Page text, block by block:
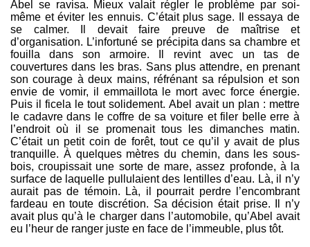
Abel se ravisa. Mieux valait régler le problème par soi-
même et éviter les ennuis. C’était plus sage. Il essaya de
se calmer. Il devait faire preuve de maîtrise et
d’organisation. L’infortuné se précipita dans sa chambre et
fouilla dans son armoire. Il revint avec un tas de
couvertures dans les bras. Sans plus attendre, en prenant
son courage à deux mains, réfrénant sa répulsion et son
envie de vomir, il emmaillota le mort avec force énergie.
Puis il ficela le tout solidement. Abel avait un plan : mettre
le cadavre dans le coffre de sa voiture et filer belle erre à
l’endroit où il se promenait tous les dimanches matin.
C’était un petit coin de forêt, tout ce qu’il y avait de plus
tranquille. À quelques mètres du chemin, dans les sous-
bois, croupissait une sorte de mare, assez profonde, à la
surface de laquelle pullulaient des lentilles d’eau. Là, il n’y
aurait pas de témoin. Là, il pourrait perdre l’encombrant
fardeau en toute discrétion. Sa décision était prise. Il n’y
avait plus qu’à le charger dans l’automobile, qu’Abel avait
eu l’heur de ranger juste en face de l’immeuble, plus tôt.